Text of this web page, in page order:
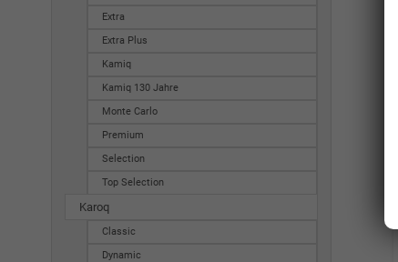
Extra
Extra Plus
Kamiq
Kamiq 130 Jahre
Monte Carlo
Premium
Selection
Top Selection
Karoq
Classic
Dynamic